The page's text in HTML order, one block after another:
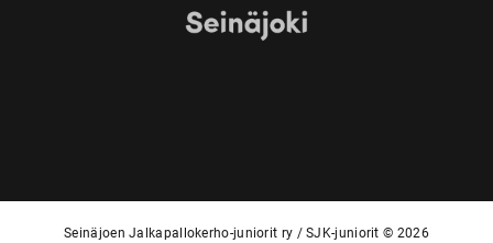
Seinäjoen Jalkapallokerho-juniorit ry / SJK-juniorit © 2026